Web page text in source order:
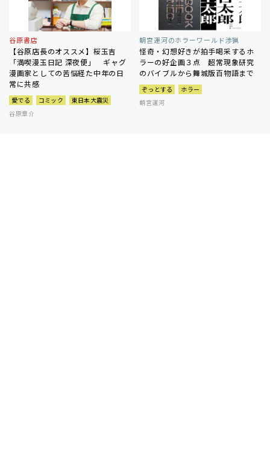
谷原書店
【谷原店長のオススメ】桜玉吉
「満喫漫玉日記 深夜便」 ギャグ
漫画家としての苦悩経た中年の日
常に共感
愛でる コミック
東日本大震災
谷原章介
朝宮運河のホラーワールド渉猟
怪奇・幻想好きが拍手喝采するホ
ラーの好企画３点 超常現象研究
のバイブルから舞城版百物語まで
ぞっとする
ホラー
朝宮運河